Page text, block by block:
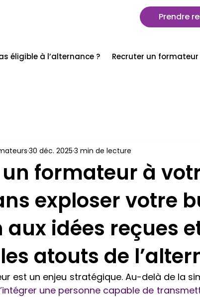
Prendre
formateur à
exploser votre
idées reçues
atouts de
30 déc. 2025 3 min de lecture
est un enjeu stratégique. Au-delà de la
éligible à l’alternance ? Recruter un formateur